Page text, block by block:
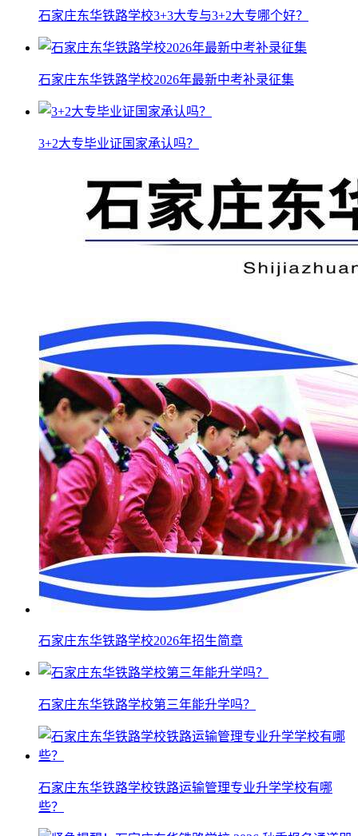
石家庄东华铁路学校3+3大专与3+2大专哪个好？
石家庄东华铁路学校2026年最新中考补录征集
3+2大专毕业证国家承认吗？
石家庄东华铁路学校2026年招生简章
石家庄东华铁路学校第三年能升学吗？
石家庄东华铁路学校铁路运输管理专业升学学校有哪
些？